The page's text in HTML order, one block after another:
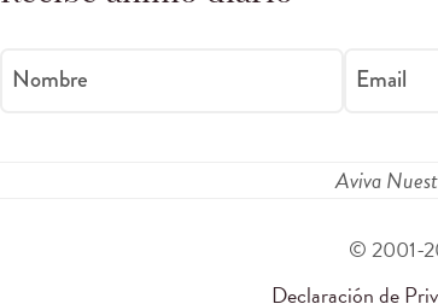
Nombre Email
Aviva
© 2001-
Declaración de